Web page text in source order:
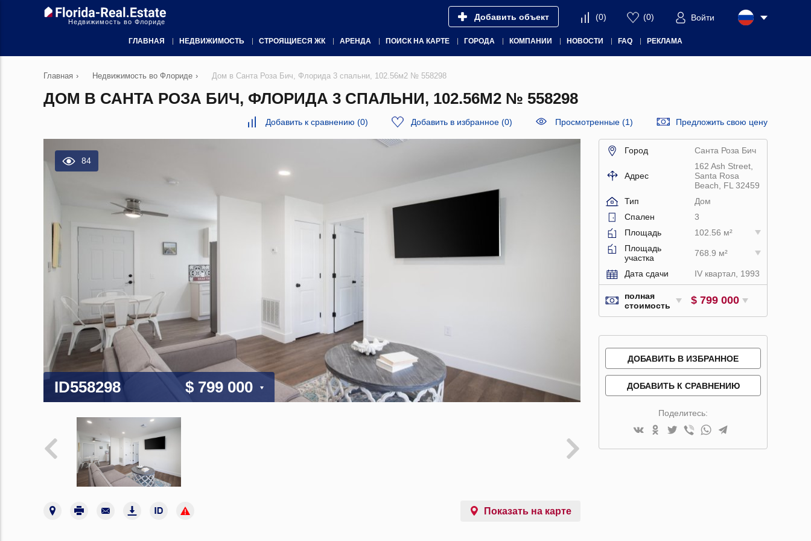
Недвижимость во Флориде Добавить объект (0) (0) Войти
ГЛАВНАЯ НЕДВИЖИМОСТЬ СТРОЯЩИЕСЯ ЖК АРЕНДА ПОИСК НА КАРТЕ ГОРОДА КОМПАНИИ НОВОСТИ FAQ РЕКЛАМА
Главная › Недвижимость во Флориде › Дом в Санта Роза Бич, Флорида 3 спальни, 102.56м2 № 558298
ДОМ В САНТА РОЗА БИЧ, ФЛОРИДА 3 СПАЛЬНИ, 102.56М2 № 558298
Добавить к сравнению (0) Добавить в избранное (0) Просмотренные (1) Предложить свою цену
84
ID558298 $ 799 000
Показать на карте
Город Санта Роза Бич
Адрес
162 Ash Street,
Santa Rosa
Beach, FL 32459
Тип
Дом
Спален
3
Площадь
102.56 м²
Площадь
участка
768.9 м²
Дата сдачи IV квартал, 1993
полная
стоимость
$ 799 000
ДОБАВИТЬ В ИЗБРАННОЕ
ДОБАВИТЬ К СРАВНЕНИЮ
Поделитесь: